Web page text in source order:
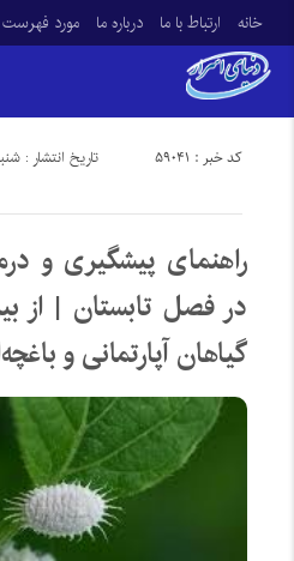
خانه ارتباط با ما درباره ما مورد فهرست
تاریخ انتشار : شنبه ۱۶ خرداد ۱۴۰۵ - کد خبر : 59041
راهنمای پیشگیری و
در فصل تابستان | از
گیاهان آپارتمانی و